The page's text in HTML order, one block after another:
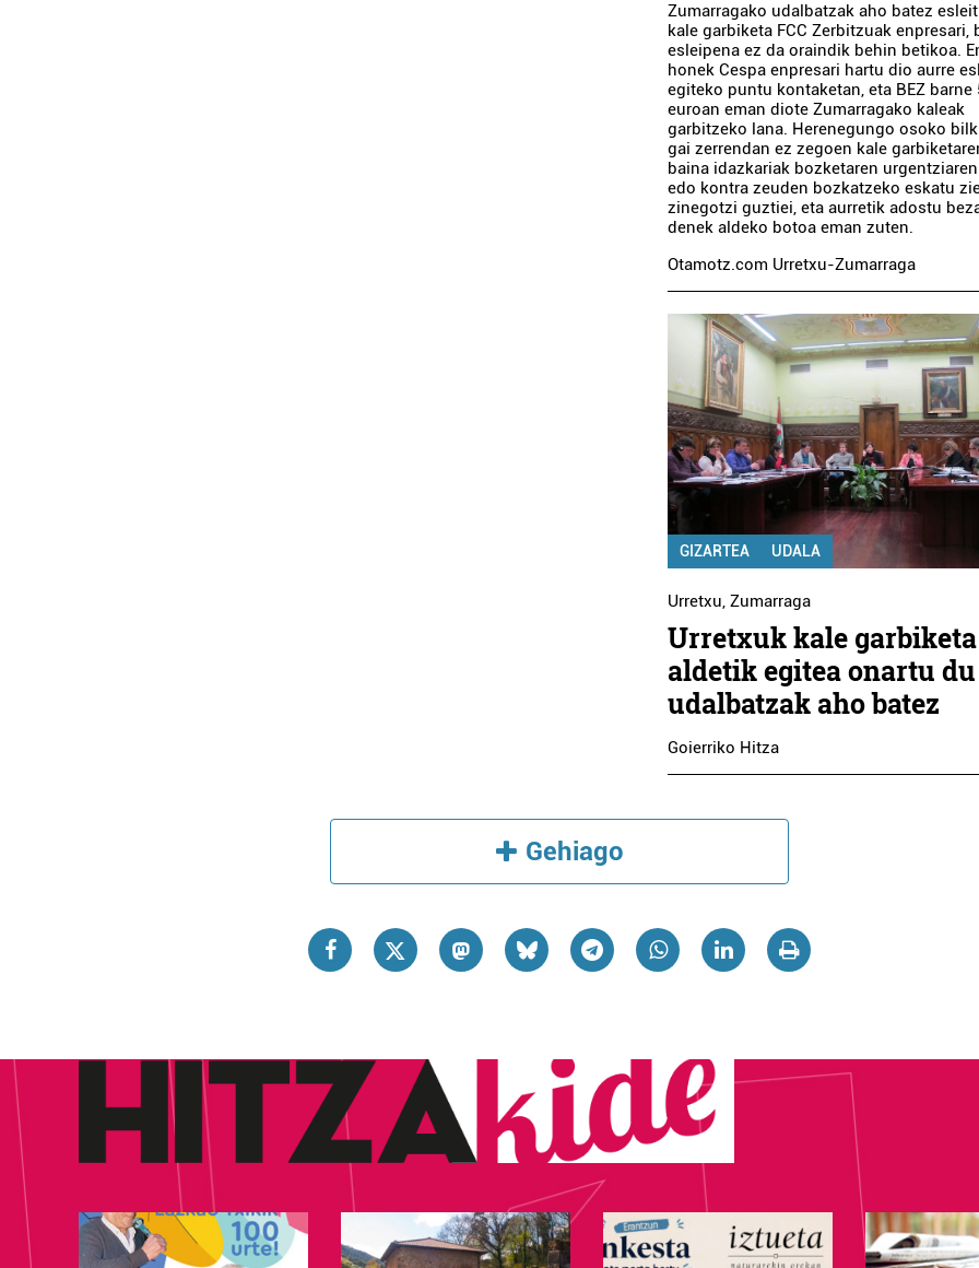
Zumarragako udalbatzak aho batez
kale garbiketa FCC Zerbitzuak enpresari,
esleipena ez da oraindik behin betikoa.
honek Cespa enpresari hartu dio aurre
egiteko puntu kontaketan, eta BEZ barne
euroan eman diote Zumarragako kaleak
garbitzeko lana. Herenegungo osoko
gai zerrendan ez zegoen kale
baina idazkariak bozketaren
edo kontra zeuden bozkatzeko eskatu
zinegotzi guztiei, eta aurretik adostu
denek aldeko botoa eman zuten.
Otamotz.com Urretxu-Zumarraga
GIZARTEA UDALA
Urretxu,Zumarraga
Urretxuk kale
aldetik egitea onartu du
udalbatzak aho batez
Goierriko Hitza
Gehiago